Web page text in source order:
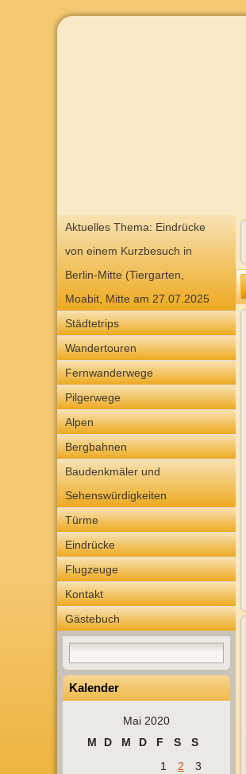
Aktuelles Thema: Eindrücke
von einem Kurzbesuch in
Berlin-Mitte (Tiergarten,
Moabit, Mitte am 27.07.2025
Städtetrips
Wandertouren
Fernwanderwege
Pilgerwege
Alpen
Bergbahnen
Baudenkmäler und
Sehenswürdigkeiten
Türme
Eindrücke
Flugzeuge
Kontakt
Gästebuch
Kalender
Mai 2020
M
D M D F S
S
1
2
3